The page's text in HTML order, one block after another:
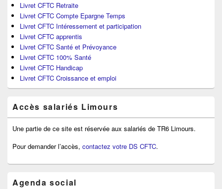
Livret CFTC Retraite
Livret CFTC Compte Epargne Temps
Livret CFTC Intéressement et participation
Livret CFTC apprentis
Livret CFTC Santé et Prévoyance
Livret CFTC 100% Santé
Livret CFTC Handicap
Livret CFTC Croissance et emploi
Accès salariés Limours
Une partie de ce site est réservée aux salariés de TR6 Limours.
Pour demander l’accès, contactez votre DS CFTC.
Agenda social